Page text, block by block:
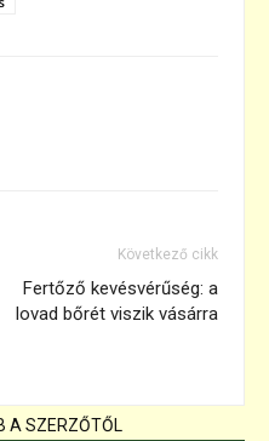
Következő cikk
Fertőző kevésvérűség: a
lovad bőrét viszik vásárra
A SZERZŐTŐL